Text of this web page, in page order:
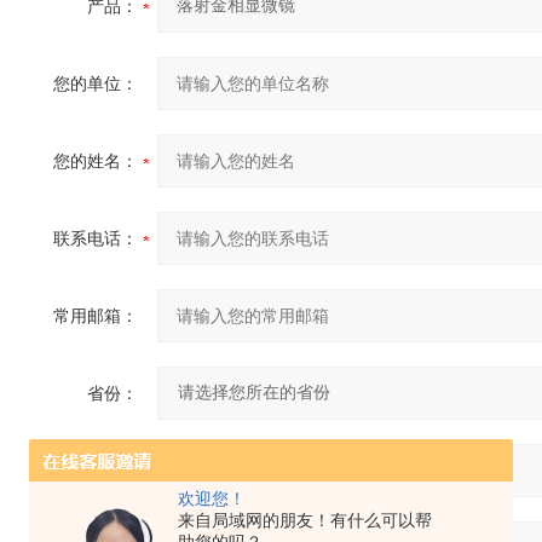
欢迎您！
来自局域网的朋友！有什么可以帮
产品：
您的单位：
您的姓名：
联系电话：
常用邮箱：
省份：
详细地址：